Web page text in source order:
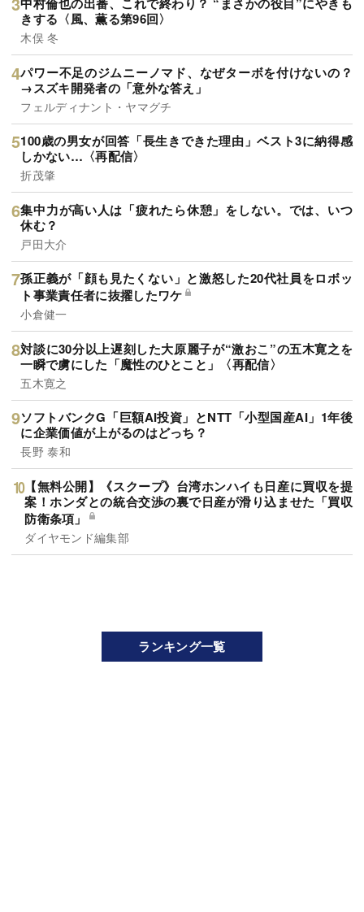
中村倫也の出番、これで終わり？ “まさかの役目”にやきも
きする〈風、薫る第96回〉
木俣 冬
パワー不足のジムニーノマド、なぜターボを付けないの？
→スズキ開発者の「意外な答え」
フェルディナント・ヤマグチ
100歳の男女が回答「長生きできた理由」ベスト3に納得感
しかない…〈再配信〉
折茂肇
集中力が高い人は「疲れたら休憩」をしない。では、いつ
休む？
戸田大介
孫正義が「顔も見たくない」と激怒した20代社員をロボッ
ト事業責任者に抜擢したワケ
小倉健一
対談に30分以上遅刻した大原麗子が“激おこ”の五木寛之を
一瞬で虜にした「魔性のひとこと」〈再配信〉
五木寛之
ソフトバンクG「巨額AI投資」とNTT「小型国産AI」1年後
に企業価値が上がるのはどっち？
長野 泰和
【無料公開】《スクープ》台湾ホンハイも日産に買収を提
案！ホンダとの統合交渉の裏で日産が滑り込ませた「買収
防衛条項」
ダイヤモンド編集部
ランキング一覧